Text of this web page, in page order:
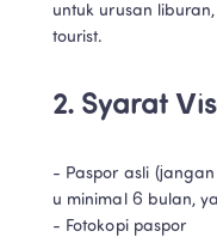
untuk urusan
tourist.
2. Syarat
- Paspor asli
u minimal 6 bulan,
- Fotokopi paspor